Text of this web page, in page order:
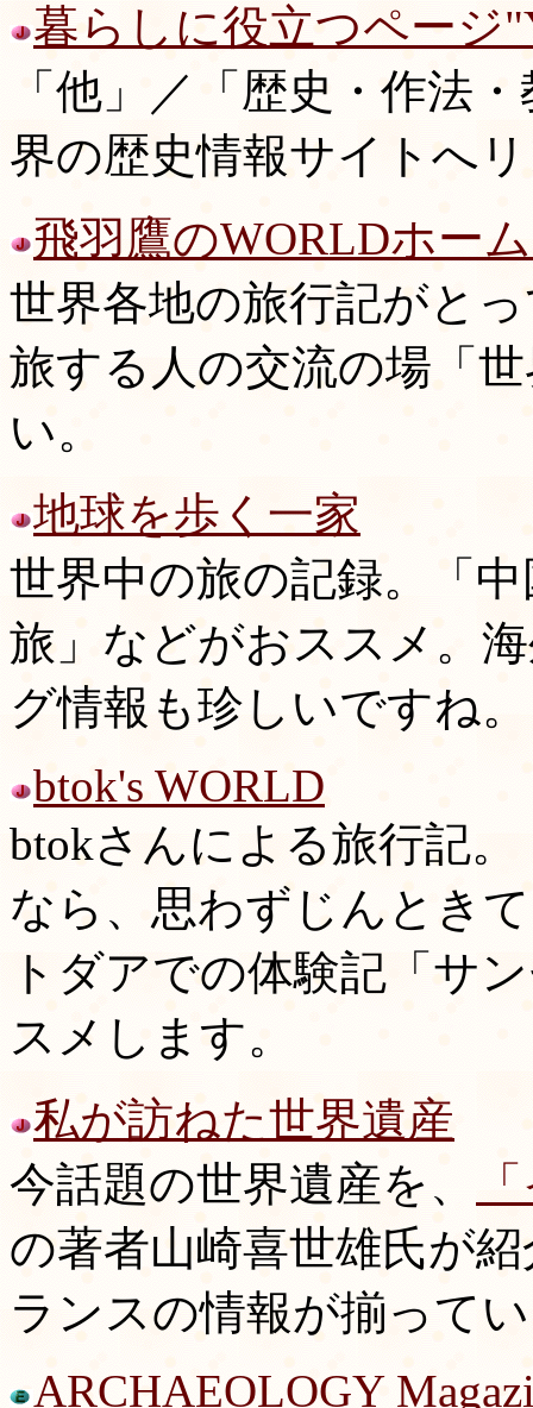
暮らしに役立つページ
「他」／「歴史・作法
界の歴史情報サイトへ
飛羽鷹のWORLDホー
世界各地の旅行記がと
旅する人の交流の場「
い。
地球を歩く一家
世界中の旅の記録。「
旅」などがおススメ。
グ情報も珍しいですね。
btok's WORLD
btokさんによる旅行記
なら、思わずじんとき
トダアでの体験記「サ
スメします。
私が訪ねた世界遺産
今話題の世界遺産を、
の著者山崎喜世雄氏が
ランスの情報が揃って
ARCHAEOLOGY